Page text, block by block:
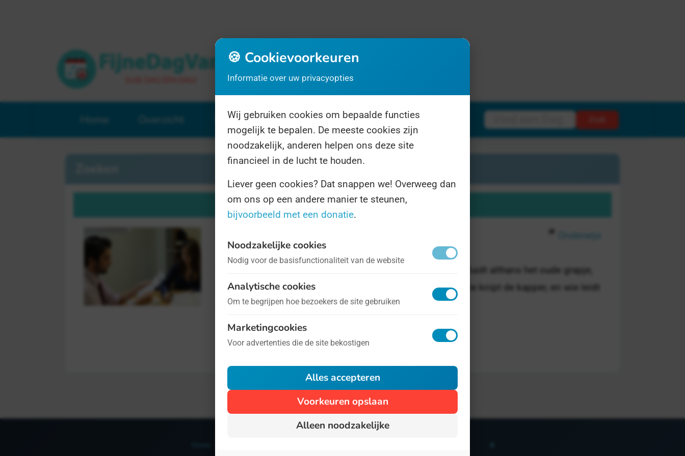
Home Overzicht Verrassingsdag Over ons Volg ons
Wat doe je als je iets niet zelf kunt? Dan word je leraar! Zo luidt althans het oude grapje,
maar wat zegt dat dan over hen die de leraren opleiden? Wie knipt de kapper, en wie leidt
de opleider op?
🍪 Cookievoorkeuren
Informatie over uw privacyopties
Wij gebruiken cookies om bepaalde functies
mogelijk te bepalen. De meeste cookies zijn
noodzakelijk, anderen helpen ons deze site
financieel in de lucht te houden.
Liever geen cookies? Dat snappen we! Overweeg dan
om ons op een andere manier te steunen,
bijvoorbeeld met een donatie.
Noodzakelijke cookies
Nodig voor de basisfunctionaliteit van de website
Analytische cookies
Om te begrijpen hoe bezoekers de site gebruiken
Marketingcookies
Voor advertenties die de site bekostigen
Alles accepteren
Voorkeuren opslaan
Alleen noodzakelijke